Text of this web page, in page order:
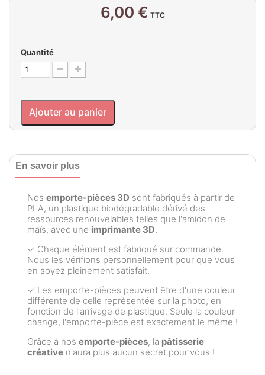
6,00 € TTC
Quantité
Ajouter au panier
En savoir plus
Nos emporte-pièces 3D sont fabriqués à partir de
PLA, un plastique biodégradable dérivé des
ressources renouvelables telles que l'amidon de
maïs, avec une imprimante 3D.
✓ Chaque élément est fabriqué sur commande.
Nous les vérifions personnellement pour que vous
en soyez pleinement satisfait.
✓ Les emporte-pièces peuvent être d'une couleur
différente de celle représentée sur la photo, en
fonction de l'arrivage de plastique. Seule la couleur
change, l'emporte-pièce est exactement le même !
Grâce à nos emporte-pièces, la pâtisserie
créative n'aura plus aucun secret pour vous !